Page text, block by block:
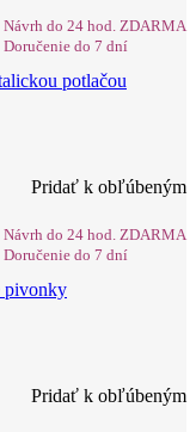
Návrh do 24 hod. ZDARMA
Doručenie do 7 dní
Pridať k obľúbeným
Návrh do 24 hod. ZDARMA
Doručenie do 7 dní
Pridať k obľúbeným